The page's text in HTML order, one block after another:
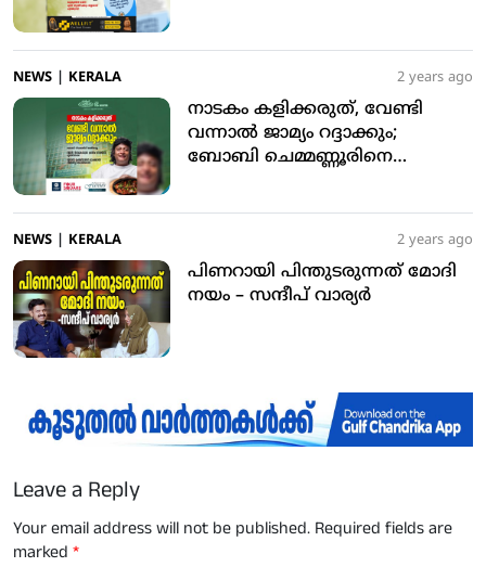
NEWS KERALA 2 years ago
നാടകം കളിക്കരുത്, വേണ്ടി
വന്നാല്‍ ജാമ്യം റദ്ദാക്കും;
ബോബി ചെമ്മണ്ണൂരിനെ
NEWS KERALA 2 years ago
പിണറായി പിന്തുടരുന്നത് മോദി
നയം – സന്ദീപ് വാര്യര്‍
Leave a Reply
Your email address will not be published. Required fields are
marked *